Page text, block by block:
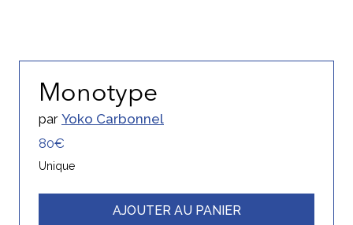
Monotype
par Yoko Carbonnel
80€
Unique
AJOUTER AU PANIER